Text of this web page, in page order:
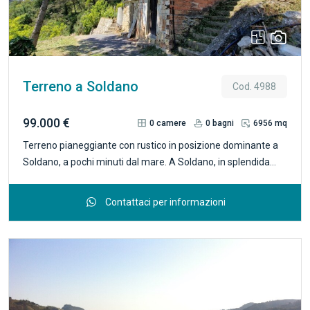
Terreno a Soldano Cod. 4988
99.000 € 0camere 0 bagni 6956 mq
Terreno pianeggiante con rustico in posizione dominante a
Soldano, a pochi minuti dal mare. A Soldano, in splendida
est, proponiamo in vendita un interessante terreno con
Contattaci per informazioni